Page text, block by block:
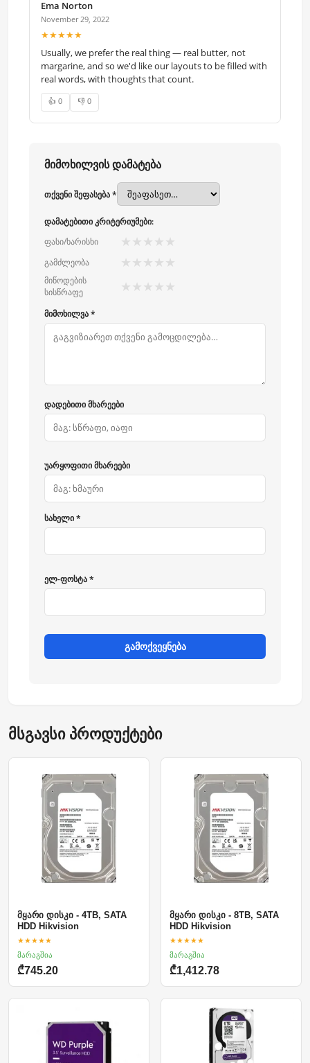
Ema Norton
November 29, 2022
★★★★★
Usually, we prefer the real thing — real butter, not
margarine, and so we'd like our layouts to be filled with
real words, with thoughts that count.
👍 0 👎 0
მიმოხილვის დამატება
თქვენი შეფასება *
დამატებითი კრიტერიუმები:
ფასი/ხარისხი
★ ★ ★ ★ ★
გამძლეობა ★ ★ ★ ★ ★
მიწოდების
სისწრაფე
★ ★ ★ ★ ★
მიმოხილვა *
დადებითი მხარეები
უარყოფითი მხარეები
სახელი *
ელ-ფოსტა *
გამოქვეყნება
მსგავსი პროდუქტები
მყარი დისკი - 4TB, SATA
HDD Hikvision
★★★★★
მარაგშია
₾745.20
მყარი დისკი - 8TB, SATA
HDD Hikvision
★★★★★
მარაგშია
₾1,412.78